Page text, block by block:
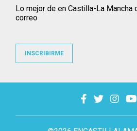
Lo mejor de en Castilla-La Mancha
correo
INSCRIBIRME